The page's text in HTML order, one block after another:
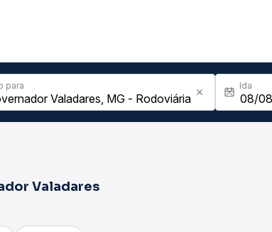
para Ida
Valadares